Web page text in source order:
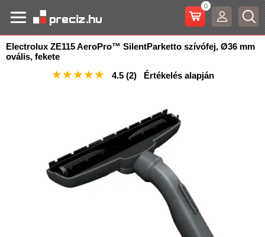
0
Electrolux ZE115 AeroPro™ SilentParketto szívófej, Ø36 mm
ovális, fekete
★★★★★ 4.5 (2)Értékelés alapján